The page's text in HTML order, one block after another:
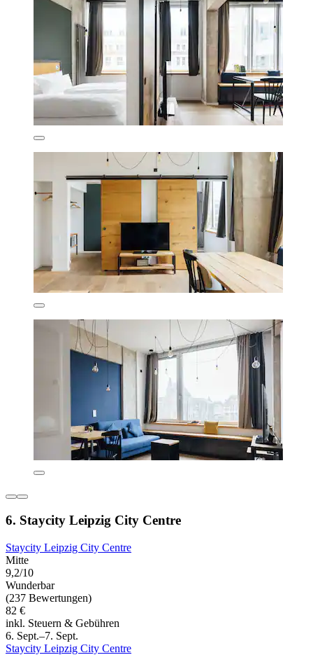
6. Staycity Leipzig City Centre
Staycity Leipzig City Centre
Mitte
9,2/10
Wunderbar
(237 Bewertungen)
82 €
inkl. Steuern & Gebühren
6. Sept.–7. Sept.
Staycity Leipzig City Centre